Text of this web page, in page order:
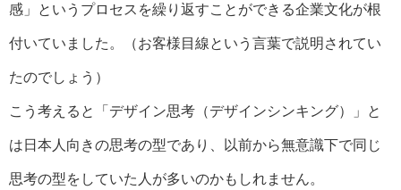
感」というプロセスを繰り返すことができる企業文化が根
付いていました。（お客様目線という言葉で説明されてい
たのでしょう）
こう考えると「デザイン思考（デザインシンキング）」と
は日本人向きの思考の型であり、以前から無意識下で同じ
思考の型をしていた人が多いのかもしれません。